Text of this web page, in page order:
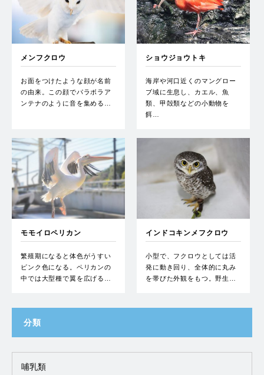
メンフクロウ
お面をつけたような顔が名前
の由来。この顔でパラボラア
ンテナのように音を集める…
ショウジョウトキ
海岸や河口近くのマングロー
ブ域に生息し、カエル、魚
類、甲殻類などの小動物を
餌…
モモイロペリカン
繁殖期になると体色がうすい
ピンク色になる。ペリカンの
中では大型種で翼を広げる…
インドコキンメフクロウ
小型で、フクロウとしては活
発に動き回り、全体的に丸み
を帯びた外観をもつ。野生…
分類
哺乳類